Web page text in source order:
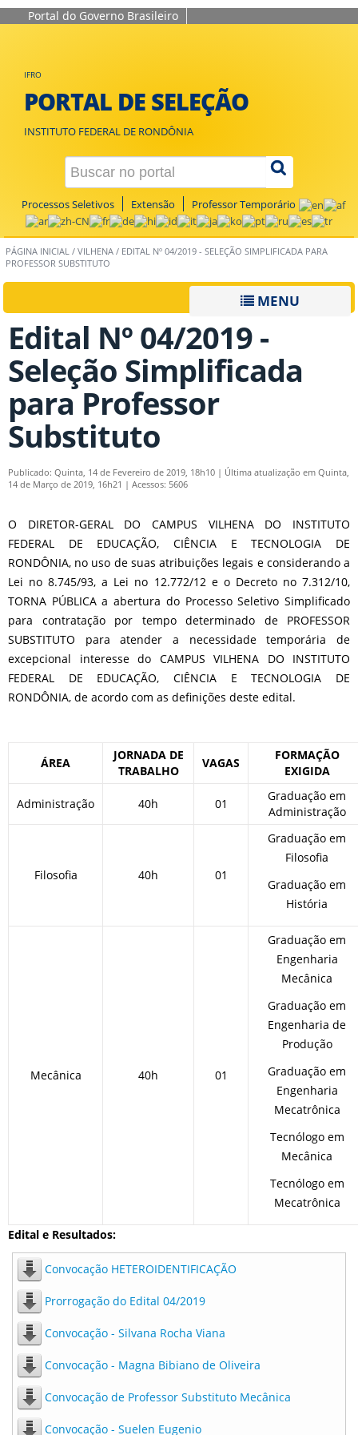
Portal do Governo Brasileiro
IFRO
PORTAL DE SELEÇÃO
INSTITUTO FEDERAL DE RONDÔNIA
Processos Seletivos Extensão Professor Temporário
PÁGINA INICIAL / VILHENA / EDITAL Nº 04/2019 - SELEÇÃO SIMPLIFICADA PARA
PROFESSOR SUBSTITUTO
MENU
Edital Nº 04/2019 -
Seleção Simplificada
para Professor
Substituto
Publicado: Quinta, 14 de Fevereiro de 2019, 18h10 | Última atualização em Quinta,
14 de Março de 2019, 16h21 | Acessos: 5606
O DIRETOR-GERAL DO CAMPUS VILHENA DO INSTITUTO
FEDERAL DE EDUCAÇÃO, CIÊNCIA E TECNOLOGIA DE
RONDÔNIA, no uso de suas atribuições legais e considerando a
Lei no 8.745/93, a Lei no 12.772/12 e o Decreto no 7.312/10,
TORNA PÚBLICA a abertura do Processo Seletivo Simplificado
para contratação por tempo determinado de PROFESSOR
SUBSTITUTO para atender a necessidade temporária de
excepcional interesse do CAMPUS VILHENA DO INSTITUTO
FEDERAL DE EDUCAÇÃO, CIÊNCIA E TECNOLOGIA DE
RONDÔNIA, de acordo com as definições deste edital.
ÁREA
JORNADA DE
TRABALHO
VAGAS
FORMAÇÃO
EXIGIDA
Administração 40h 01
Graduação em
Administração
Filosofia 40h 01
Graduação em
Filosofia
Graduação em
História
Mecânica 40h 01
Graduação em
Engenharia
Mecânica
Graduação em
Engenharia de
Produção
Graduação em
Engenharia
Mecatrônica
Tecnólogo em
Mecânica
Tecnólogo em
Mecatrônica
Edital e Resultados:
Convocação HETEROIDENTIFICAÇÃO
Prorrogação do Edital 04/2019
Convocação - Silvana Rocha Viana
Convocação - Magna Bibiano de Oliveira
Convocação de Professor Substituto Mecânica
Convocação - Suelen Eugenio